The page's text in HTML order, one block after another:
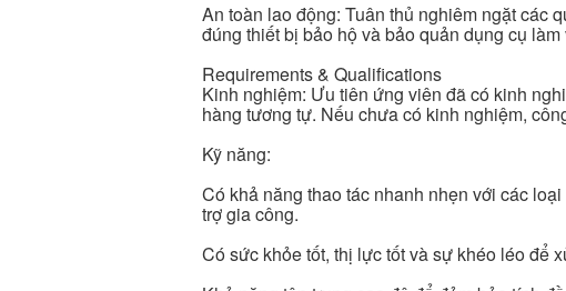
An toàn lao động: Tuân thủ nghiêm ngặt các
đúng thiết bị bảo hộ và bảo quản dụng cụ làm
Requirements & Qualifications
Kinh nghiệm: Ưu tiên ứng viên đã có kinh
hàng tương tự. Nếu chưa có kinh nghiệm,
Kỹ năng:
Có khả năng thao tác nhanh nhẹn với các
trợ gia công.
Có sức khỏe tốt, thị lực tốt và sự khéo léo để